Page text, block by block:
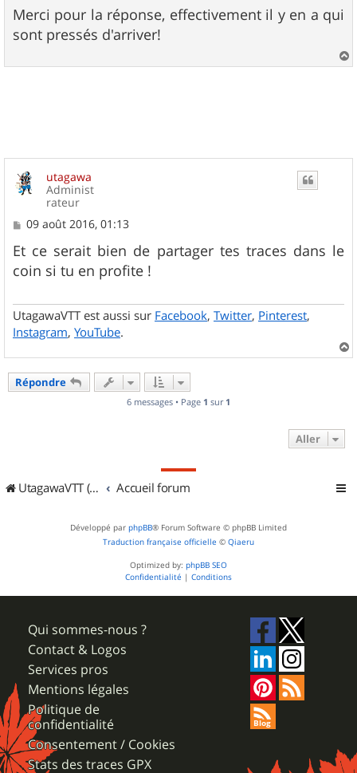
s
s
a
Merci pour la réponse, effectivement il y en a qui
sont pressés d'arriver!
a
utagawa
Administ
rateur
M
s
s
a
09 août 2016, 01:13
Et ce serait bien de partager tes traces dans le
coin si tu en profite !
UtagawaVTT est aussi sur Facebook, Twitter, Pinterest,
Instagram, YouTube.
a
Répondre
6 messages • Page 1 sur 1
Aller
UtagawaVTT (Randos VTT et VTTAE avec traces GPS) Accueil forum
Développé par phpBB® Forum Software © phpBB Limited
Traduction française officielle © Qiaeru
Optimized by: phpBB SEO
Confidentialité | Conditions
Qui sommes-nous ?
Contact & Logos
Services pros
Mentions légales
Politique de
confidentialité
Consentement / Cookies
Stats des traces GPX